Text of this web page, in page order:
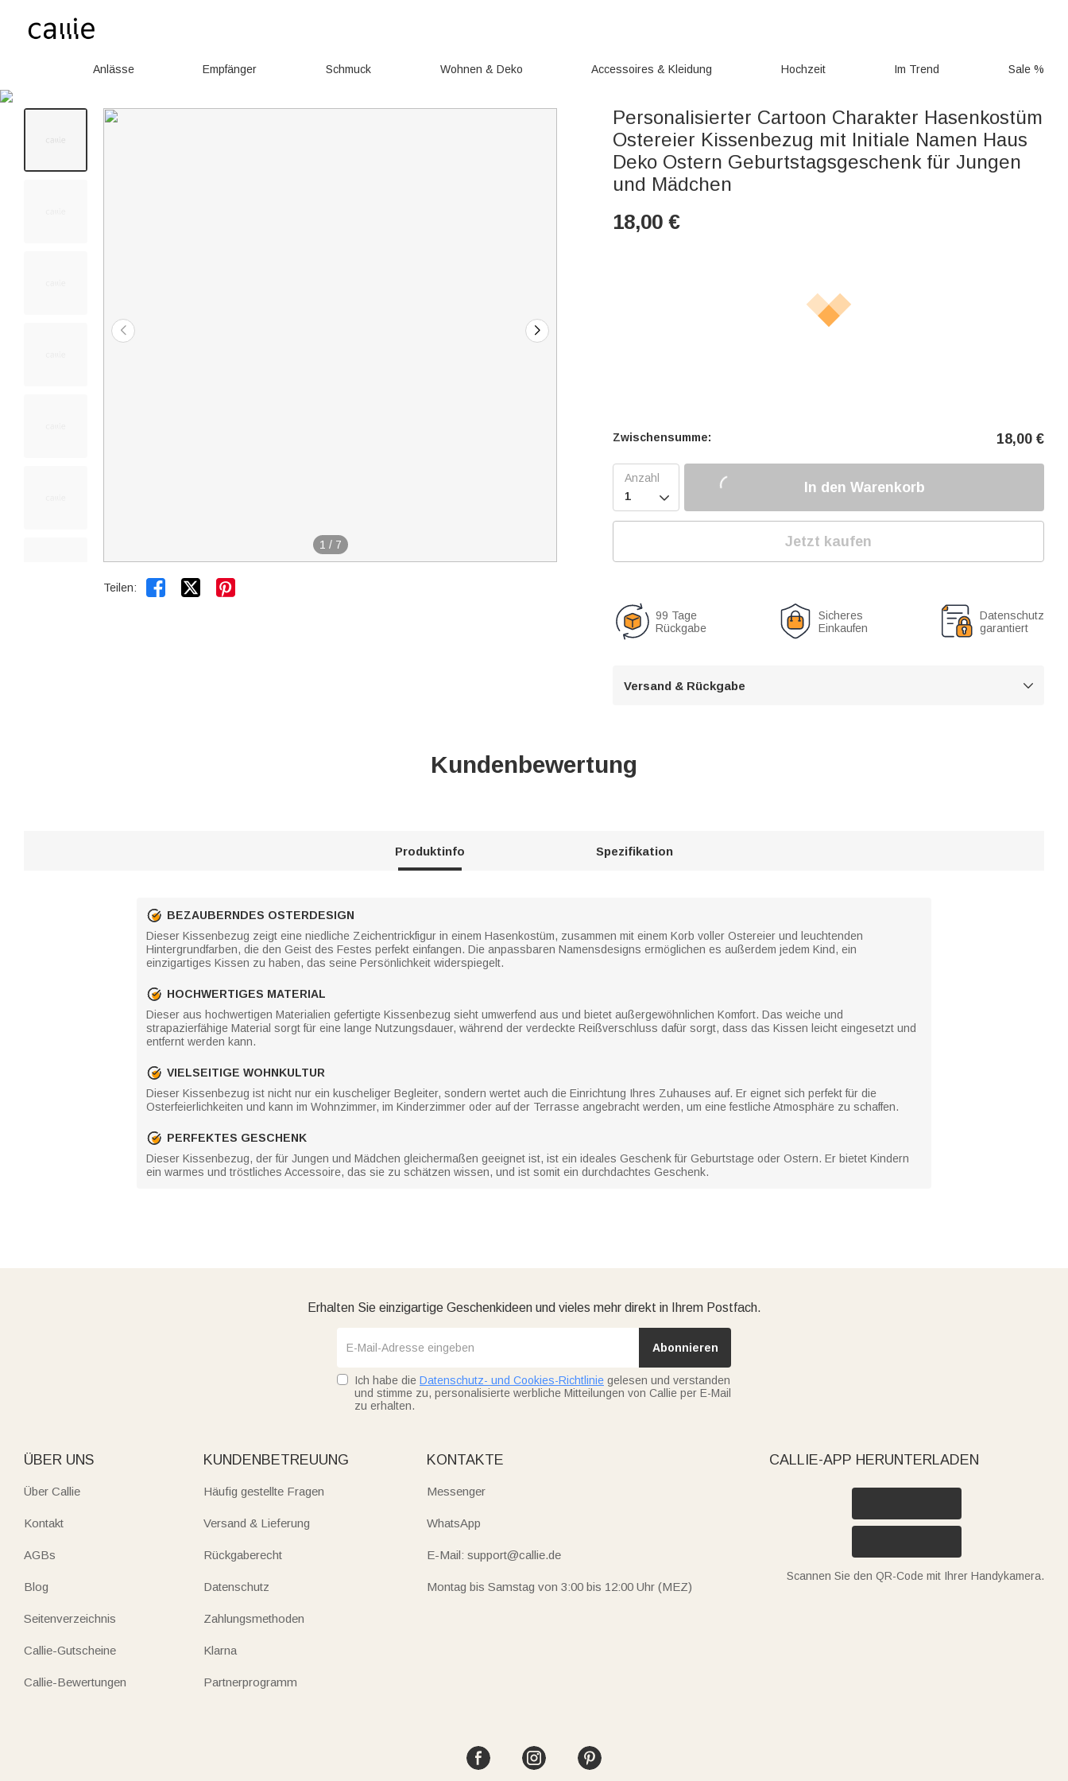
Anlässe Empfänger Schmuck Wohnen & Deko Accessoires & Kleidung Hochzeit Im Trend Sale %
1 / 7
Teilen:  
Personalisierter Cartoon Charakter Hasenkostüm
Ostereier Kissenbezug mit Initiale Namen Haus
Deko Ostern Geburtstagsgeschenk für Jungen
und Mädchen
18,00 €
Zwischensumme: 18,00 €

In den Warenkorb
Jetzt kaufen
99 Tage
Rückgabe
Sicheres
Einkaufen
Datenschutz
garantiert
Versand & Rückgabe 
Kundenbewertung
Produktinfo Spezifikation
BEZAUBERNDES OSTERDESIGN
Dieser Kissenbezug zeigt eine niedliche Zeichentrickfigur in einem Hasenkostüm, zusammen mit einem Korb voller Ostereier und leuchtenden
Hintergrundfarben, die den Geist des Festes perfekt einfangen. Die anpassbaren Namensdesigns ermöglichen es außerdem jedem Kind, ein
einzigartiges Kissen zu haben, das seine Persönlichkeit widerspiegelt.
HOCHWERTIGES MATERIAL
Dieser aus hochwertigen Materialien gefertigte Kissenbezug sieht umwerfend aus und bietet außergewöhnlichen Komfort. Das weiche und
strapazierfähige Material sorgt für eine lange Nutzungsdauer, während der verdeckte Reißverschluss dafür sorgt, dass das Kissen leicht eingesetzt und
entfernt werden kann.
VIELSEITIGE WOHNKULTUR
Dieser Kissenbezug ist nicht nur ein kuscheliger Begleiter, sondern wertet auch die Einrichtung Ihres Zuhauses auf. Er eignet sich perfekt für die
Osterfeierlichkeiten und kann im Wohnzimmer, im Kinderzimmer oder auf der Terrasse angebracht werden, um eine festliche Atmosphäre zu schaffen.
PERFEKTES GESCHENK
Dieser Kissenbezug, der für Jungen und Mädchen gleichermaßen geeignet ist, ist ein ideales Geschenk für Geburtstage oder Ostern. Er bietet Kindern
ein warmes und tröstliches Accessoire, das sie zu schätzen wissen, und ist somit ein durchdachtes Geschenk.
Erhalten Sie einzigartige Geschenkideen und vieles mehr direkt in Ihrem Postfach.
Abonnieren
Ich habe die Datenschutz- und Cookies-Richtlinie gelesen und verstanden
und stimme zu, personalisierte werbliche Mitteilungen von Callie per E-Mail
zu erhalten.
ÜBER UNS
Über Callie
Kontakt
AGBs
Blog
Seitenverzeichnis
Callie-Gutscheine
Callie-Bewertungen
KUNDENBETREUUNG
Häufig gestellte Fragen
Versand & Lieferung
Rückgaberecht
Datenschutz
Zahlungsmethoden
Klarna
Partnerprogramm
KONTAKTE
Messenger
WhatsApp
E-Mail: support@callie.de
Montag bis Samstag von 3:00 bis 12:00 Uhr (MEZ)
CALLIE-APP HERUNTERLADEN
Scannen Sie den QR-Code mit Ihrer Handykamera.